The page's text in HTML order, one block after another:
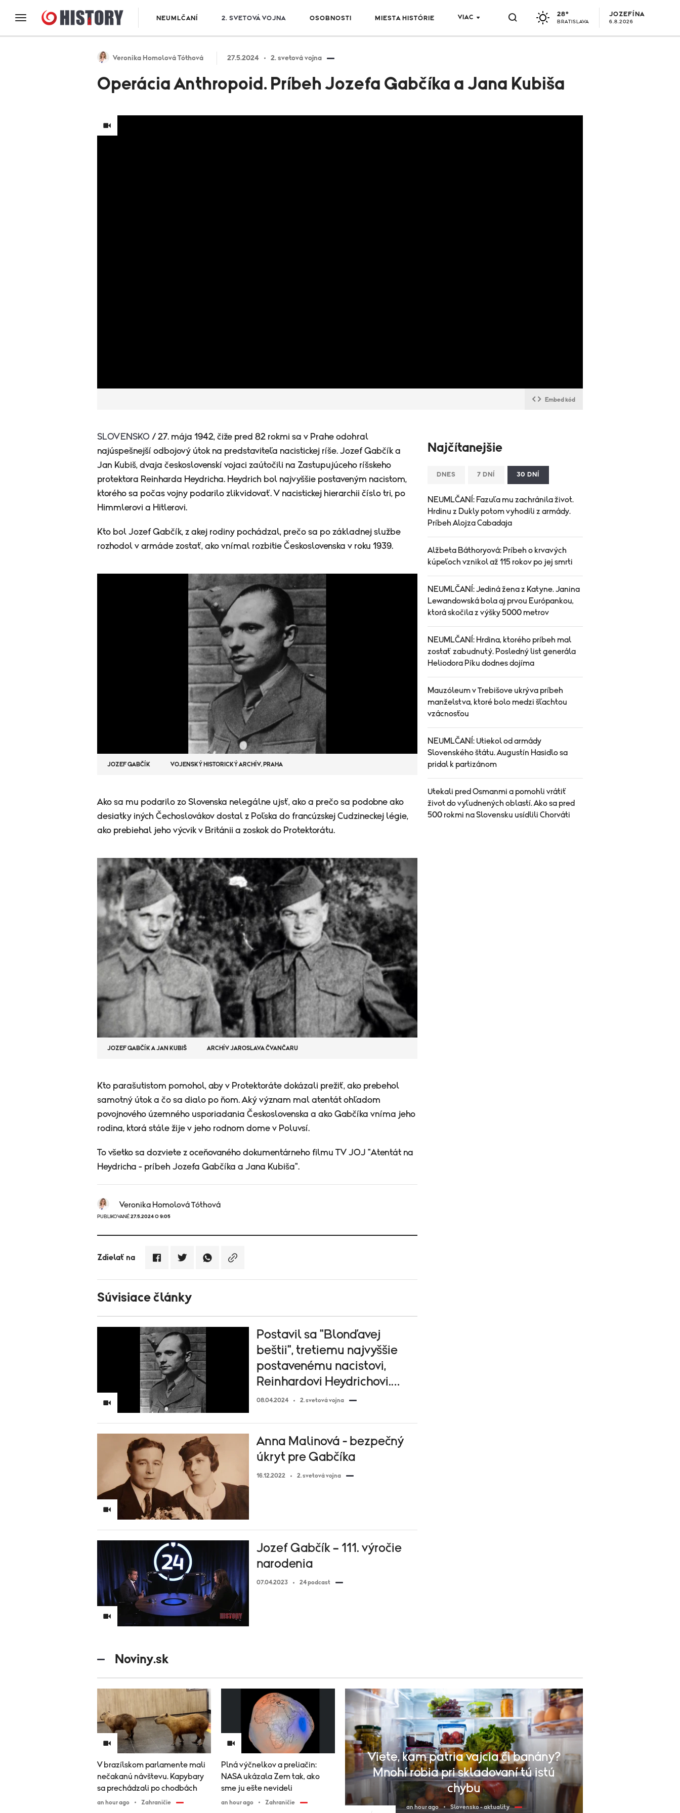
NEUMLČANÍ 2. SVETOVÁ VOJNA OSOBNOSTI MIESTA HISTÓRIE VIAC 28°
BRATISLAVA
JOZEFÍNA
6.8.2026
Veronika Homolová Tóthová 27.5.2024 2. svetová vojna
Operácia Anthropoid. Príbeh Jozefa Gabčíka a Jana Kubiša
Embed kód
SLOVENSKO / 27. mája 1942, čiže pred 82 rokmi sa v Prahe odohral
najúspešnejší odbojový útok na predstaviteľa nacistickej ríše. Jozef Gabčík a
Jan Kubiš, dvaja československí vojaci zaútočili na Zastupujúceho ríšskeho
protektora Reinharda Heydricha. Heydrich bol najvyššie postaveným nacistom,
ktorého sa počas vojny podarilo zlikvidovať. V nacistickej hierarchii číslo tri, po
Himmlerovi a Hitlerovi.
Kto bol Jozef Gabčík, z akej rodiny pochádzal, prečo sa po základnej službe
rozhodol v armáde zostať, ako vnímal rozbitie Československa v roku 1939.
JOZEF GABČÍK VOJENSKÝ HISTORICKÝ ARCHÍV, PRAHA
Ako sa mu podarilo zo Slovenska nelegálne ujsť, ako a prečo sa podobne ako
desiatky iných Čechoslovákov dostal z Poľska do francúzskej Cudzineckej légie,
ako prebiehal jeho výcvik v Británii a zoskok do Protektorátu.
JOZEF GABČÍK A JAN KUBIŠ ARCHÍV JAROSLAVA ČVANČARU
Kto parašutistom pomohol, aby v Protektoráte dokázali prežiť, ako prebehol
samotný útok a čo sa dialo po ňom. Aký význam mal atentát ohľadom
povojnového územného usporiadania Československa a ako Gabčíka vníma jeho
rodina, ktorá stále žije v jeho rodnom dome v Poluvsí.
To všetko sa dozviete z oceňovaného dokumentárneho filmu TV JOJ "Atentát na
Heydricha - príbeh Jozefa Gabčíka a Jana Kubiša".
Veronika Homolová Tóthová
PUBLIKOVANÉ 27.5.2024 O 9:05
Zdielať na
Súvisiace články
Postavil sa "Blonďavej
beštii", tretiemu najvyššie
postavenému nacistovi,
Reinhardovi Heydrichovi.
Jozef Gabčík.
08.04.2024 2. svetová vojna
Anna Malinová - bezpečný
úkryt pre Gabčíka
16.12.2022 2. svetová vojna
Jozef Gabčík – 111. výročie
narodenia
07.04.2023 24 podcast
Najčítanejšie
DNES 7 DNÍ 30 DNÍ
NEUMLČANÍ: Fazuľa mu zachránila život.
Hrdinu z Dukly potom vyhodili z armády.
Príbeh Alojza Cabadaja
Alžbeta Báthoryová: Príbeh o krvavých
kúpeľoch vznikol až 115 rokov po jej smrti
NEUMLČANÍ: Jediná žena z Katyne. Janina
Lewandowská bola aj prvou Európankou,
ktorá skočila z výšky 5000 metrov
NEUMLČANÍ: Hrdina, ktorého príbeh mal
zostať zabudnutý. Posledný list generála
Heliodora Píku dodnes dojíma
Mauzóleum v Trebišove ukrýva príbeh
manželstva, ktoré bolo medzi šľachtou
vzácnosťou
NEUMLČANÍ: Utiekol od armády
Slovenského štátu. Augustín Hasidlo sa
pridal k partizánom
Utekali pred Osmanmi a pomohli vrátiť
život do vyľudnených oblastí. Ako sa pred
500 rokmi na Slovensku usídlili Chorváti
Noviny.sk
V brazílskom parlamente mali
nečakanú návštevu. Kapybary
sa prechádzali po chodbách
an hour ago Zahraničie
Plná výčnelkov a preliačin:
NASA ukázala Zem tak, ako
sme ju ešte nevideli
an hour ago Zahraničie
Viete, kam patria vajcia či banány?
Mnohí robia pri skladovaní tú istú
chybu
an hour ago Slovensko - aktuality